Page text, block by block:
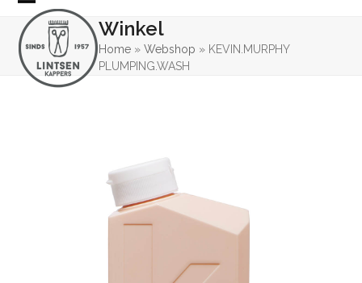
Skip
content
Open
mobile
menu
Close
mobile
menu
Winkel
Home »Webshop » KEVIN.MURPHY
PLUMPING.WASH